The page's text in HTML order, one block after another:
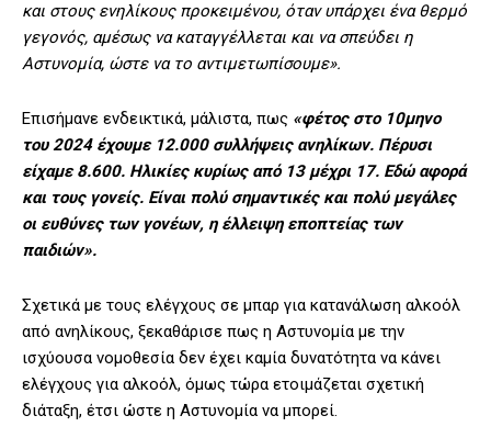
και στους ενηλίκους προκειμένου, όταν υπάρχει ένα θερμό
γεγονός, αμέσως να καταγγέλλεται και να σπεύδει η
Αστυνομία, ώστε να το αντιμετωπίσουμε».
Επισήμανε ενδεικτικά, μάλιστα, πως «φέτος στο 10μηνο
του 2024 έχουμε 12.000 συλλήψεις ανηλίκων. Πέρυσι
είχαμε 8.600. Ηλικίες κυρίως από 13 μέχρι 17. Εδώ αφορά
και τους γονείς. Είναι πολύ σημαντικές και πολύ μεγάλες
οι ευθύνες των γονέων, η έλλειψη εποπτείας των
παιδιών».
Σχετικά με τους ελέγχους σε μπαρ για κατανάλωση αλκοόλ
από ανηλίκους, ξεκαθάρισε πως η Αστυνομία με την
ισχύουσα νομοθεσία δεν έχει καμία δυνατότητα να κάνει
ελέγχους για αλκοόλ, όμως τώρα ετοιμάζεται σχετική
διάταξη, έτσι ώστε η Αστυνομία να μπορεί.